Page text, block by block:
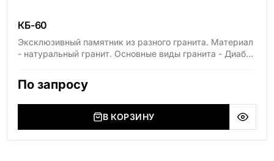
КБ-60
Эксклюзивный памятник из разного гранита. Материал
- натуральный гранит. Основные виды гранита - Диабаз
(Украина, Житомерская область), Лабродарит
(Украина, Житомерская область), Сюксюансаари
(Россия, Карелия), Амфиболит (Россия, Мурманская
По запросу
В КОРЗИНУ